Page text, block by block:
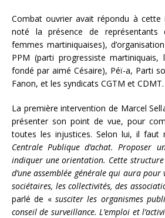
Combat ouvrier avait répondu à cette
noté la présence de représentants
femmes martiniquaises),
PPM (parti progressiste
fondé par aimé Césaire), Péï-a, Parti
Fanon, et les syndicats CGTM et CDMT.
La première intervention de Marcel
présenter son point de vue, pour
toutes les injustices. Selon lui, il faut
Centrale Publique d’achat. Proposer
indiquer une orientation. Cette
d’une assemblée générale qui aura pour
sociétaires, les collectivités, des
parlé de « susciter les organismes
conseil de surveillance. L’emploi et